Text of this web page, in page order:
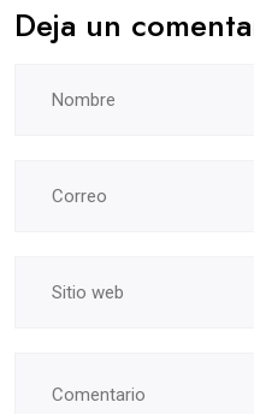
Deja un